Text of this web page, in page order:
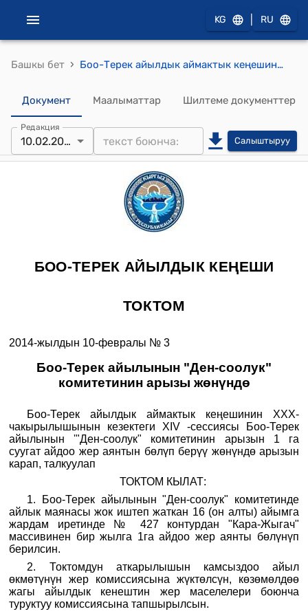
KG RU
Башкы бет › Боо-Терек айылдык аймактык кеңешинин 2014-жылдын 10-февралындагы № 3 "Боо-Терек айылынын "Ден-соолук" комитетинин арызы жөнүндө" токтому
Документ Маалыматтар Шилтеме документтер
Редакция
10.02.2014 Салыштыруу